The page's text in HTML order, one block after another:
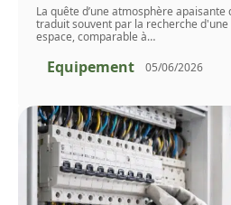
La quête d’une atmosphère apaisante
traduit souvent par la recherche d'une
espace, comparable à…
Equipement 05/06/2026